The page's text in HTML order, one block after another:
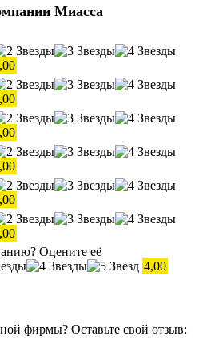
Миасса
Оцените её
4,00
фирмы? Оставьте свой отзыв: